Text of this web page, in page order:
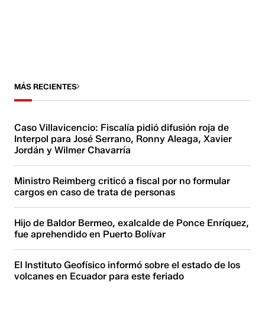
MÁS RECIENTES
Caso Villavicencio: Fiscalía pidió difusión roja de
Interpol para José Serrano, Ronny Aleaga, Xavier
Jordán y Wilmer Chavarría
Ministro Reimberg criticó a fiscal por no formular
cargos en caso de trata de personas
Hijo de Baldor Bermeo, exalcalde de Ponce Enríquez,
fue aprehendido en Puerto Bolívar
El Instituto Geofísico informó sobre el estado de los
volcanes en Ecuador para este feriado